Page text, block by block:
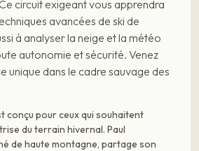
circuit exigeant vous apprendra
avancées de ski de
à analyser la neige et la météo
autonomie et sécurité. Venez
unique dans le cadre sauvage des
conçu pour ceux qui souhaitent
du terrain hivernal. Paul
de haute montagne, partage son